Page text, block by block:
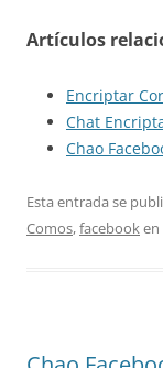
Artículos
Encriptar
Chat
Chao
Esta entrada se
Comos,facebooken